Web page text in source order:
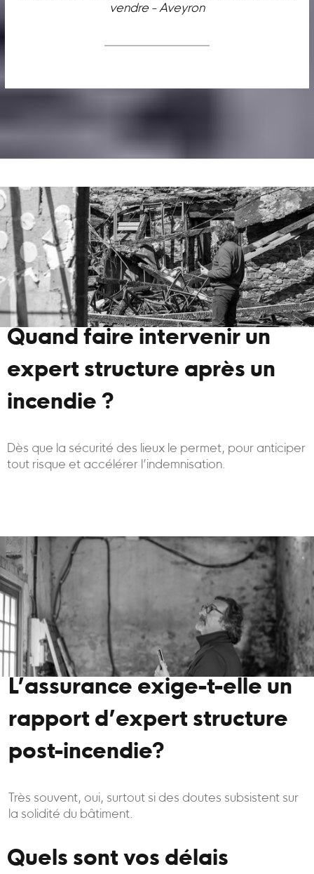
vendre - Aveyron
Quand faire intervenir un
expert structure après un
incendie ?
Dès que la sécurité des lieux le permet, pour anticiper
tout risque et accélérer l’indemnisation.
L’assurance exige-t-elle un
rapport d’expert structure
post-incendie?
Très souvent, oui, surtout si des doutes subsistent sur
la solidité du bâtiment.
Quels sont vos délais